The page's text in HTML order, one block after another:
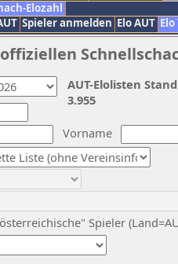
Elozahl
Spieler anmelden Elo AUT
Vorname
Spieler
AUT-Elolisten
3.955